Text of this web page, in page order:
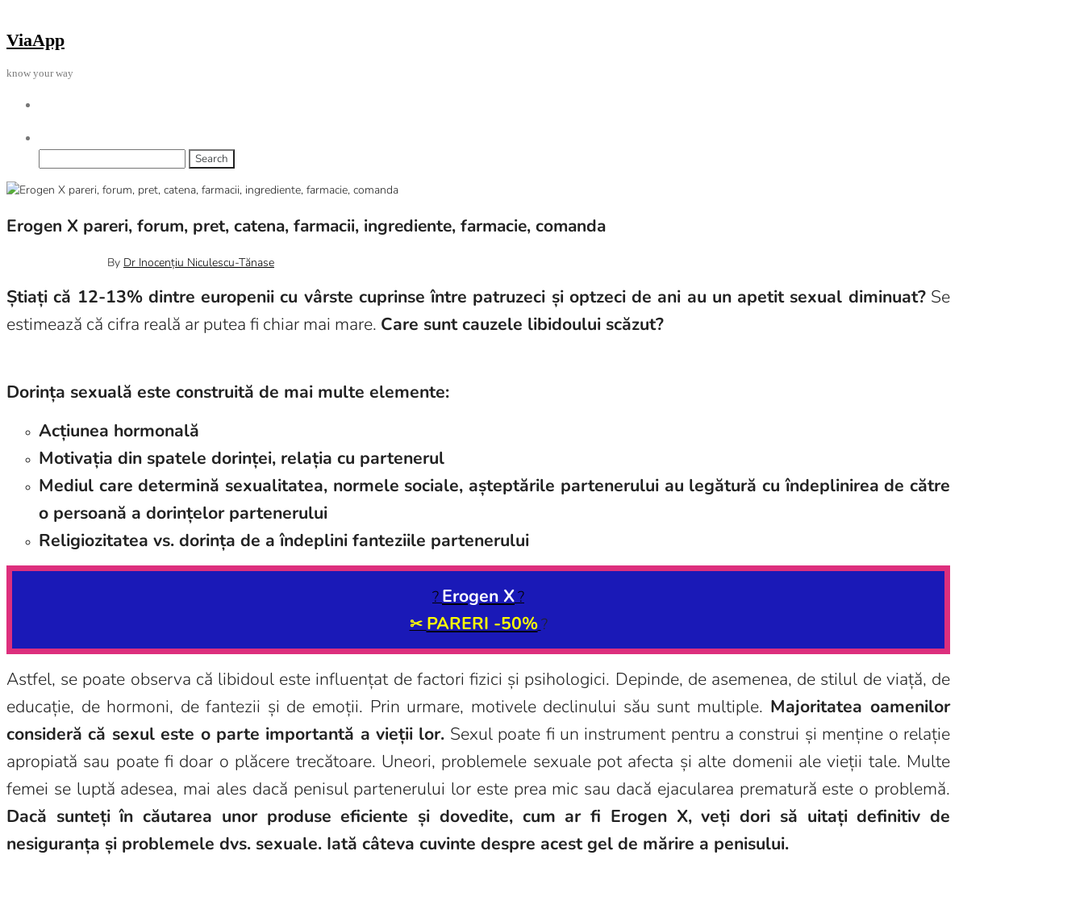
to
the
content
ViaApp
know your way
Erogen X pareri, forum, pret, catena, farmacii, ingrediente, farmacie, comanda
By Dr Inocențiu Niculescu-Tănase
Știați că 12-13% dintre europenii cu vârste cuprinse între patruzeci și optzeci de ani au un apetit sexual diminuat?Se
estimează că cifra reală ar putea fi chiar mai mare. Care sunt cauzele libidoului scăzut?
Dorința sexuală este construită de mai multe elemente:
Acțiunea hormonală
Motivația din spatele dorinței, relația cu partenerul
Mediul care determină sexualitatea, normele sociale, așteptările partenerului au legătură cu îndeplinirea de către
o persoană a dorințelor partenerului
Religiozitatea vs. dorința de a îndeplini fanteziile partenerului
?Erogen X?
✂ PARERI -50%?
Astfel, se poate observa că libidoul este influențat de factori fizici și psihologici. Depinde, de asemenea, de stilul de viață, de
educație, de hormoni, de fantezii și de emoții. Prin urmare, motivele declinului său sunt multiple. Majoritatea oamenilor
consideră că sexul este o parte importantă a vieții lor. Sexul poate fi un instrument pentru a construi și menține o relație
apropiată sau poate fi doar o plăcere trecătoare. Uneori, problemele sexuale pot afecta și alte domenii ale vieții tale. Multe
femei se luptă adesea, mai ales dacă penisul partenerului lor este prea mic sau dacă ejacularea prematură este o problemă.
Dacă sunteți în căutarea unor produse eficiente și dovedite, cum ar fi Erogen X, veți dori să uitați definitiv de
nesiguranța și problemele dvs. sexuale. Iată câteva cuvinte despre acest gel de mărire a penisului.